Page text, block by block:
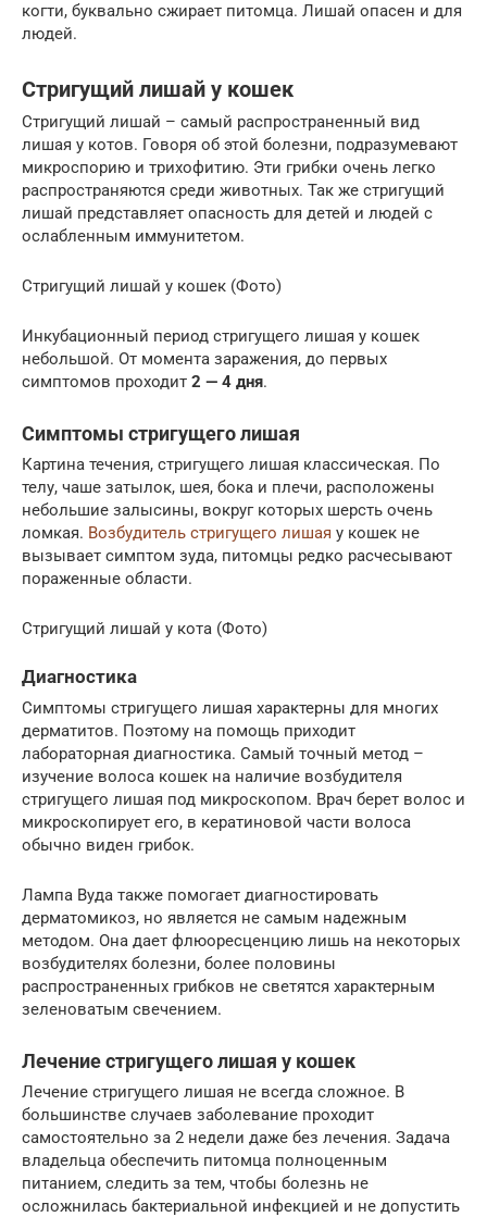
когти, буквально сжирает питомца. Лишай опасен и для
людей.
Стригущий лишай у кошек
Стригущий лишай – самый распространенный вид
лишая у котов. Говоря об этой болезни, подразумевают
микроспорию и трихофитию. Эти грибки очень легко
распространяются среди животных. Так же стригущий
лишай представляет опасность для детей и людей с
ослабленным иммунитетом.
Стригущий лишай у кошек (Фото)
Инкубационный период стригущего лишая у кошек
небольшой. От момента заражения, до первых
симптомов проходит 2 — 4 дня.
Симптомы стригущего лишая
Картина течения, стригущего лишая классическая. По
телу, чаше затылок, шея, бока и плечи, расположены
небольшие залысины, вокруг которых шерсть очень
ломкая. Возбудитель стригущего лишая у кошек не
вызывает симптом зуда, питомцы редко расчесывают
пораженные области.
Стригущий лишай у кота (Фото)
Диагностика
Симптомы стригущего лишая характерны для многих
дерматитов. Поэтому на помощь приходит
лабораторная диагностика. Самый точный метод –
изучение волоса кошек на наличие возбудителя
стригущего лишая под микроскопом. Врач берет волос и
микроскопирует его, в кератиновой части волоса
обычно виден грибок.
Лампа Вуда также помогает диагностировать
дерматомикоз, но является не самым надежным
методом. Она дает флюоресценцию лишь на некоторых
возбудителях болезни, более половины
распространенных грибков не светятся характерным
зеленоватым свечением.
Лечение стригущего лишая у кошек
Лечение стригущего лишая не всегда сложное. В
большинстве случаев заболевание проходит
самостоятельно за 2 недели даже без лечения. Задача
владельца обеспечить питомца полноценным
питанием, следить за тем, чтобы болезнь не
осложнилась бактериальной инфекцией и не допустить